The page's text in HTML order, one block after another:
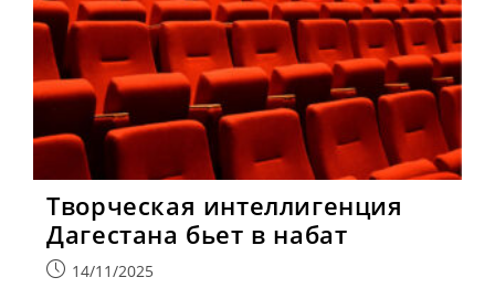
Творческая интеллигенция
Дагестана бьет в набат
Запись14/11/2025